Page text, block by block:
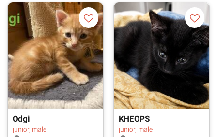
Odgi
junior, male
KHEOPS
junior, male